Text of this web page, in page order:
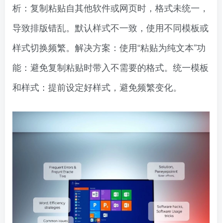
析：复制粘贴自其他软件或网页时，格式未统一，
导致排版错乱。默认样式不一致，使用不同模板或
样式切换频繁。解决方案：使用“粘贴为纯文本”功
能：避免复制粘贴时带入不需要的格式。统一模板
和样式：提前设定好样式，避免频繁变化。